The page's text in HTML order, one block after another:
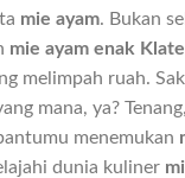
mie ayam. Bukan
mie ayam enak
melimpah ruah.
mana, ya?
menemukan
dunia kuliner